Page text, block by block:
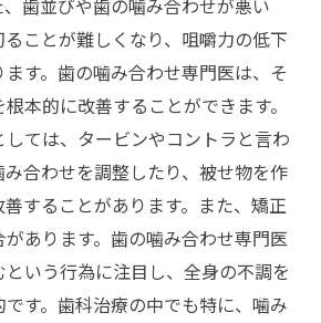
歯並びや歯の噛み合わせが悪い
ことが難しくなり、咀嚼力の低下
す。歯の噛み合わせ専門医は、そ
本的に改善することができます。
ては、タービンやコントラと言わ
合わせを調整したり、被せ物を作
することがあります。また、矯正
あります。歯の噛み合わせ専門医
いう行為に注目し、全身の不調を
す。歯科治療の中でも特に、噛み